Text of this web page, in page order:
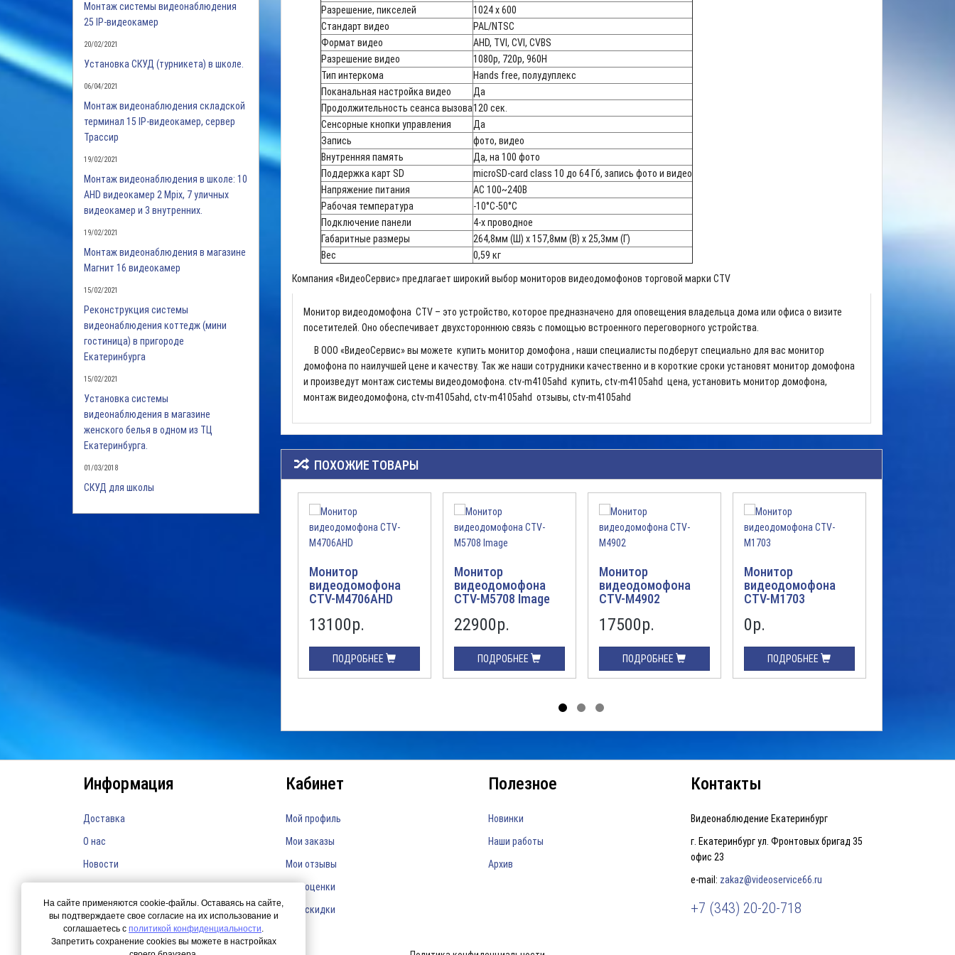
Монтаж системы видеонаблюдения
25 IP-видеокамер
20/02/2021
Установка СКУД (турникета) в школе.
06/04/2021
Монтаж видеонаблюдения складской
терминал 15 IP-видеокамер, сервер
Трассир
19/02/2021
Монтаж видеонаблюдения в школе: 10
AHD видеокамер 2 Mpix, 7 уличных
видеокамер и 3 внутренних.
19/02/2021
Монтаж видеонаблюдения в магазине
Магнит 16 видеокамер
15/02/2021
Реконструкция системы
видеонаблюдения коттедж (мини
гостиница) в пригороде
Екатеринбурга
15/02/2021
Установка системы
видеонаблюдения в магазине
женского белья в одном из ТЦ
Екатеринбурга.
01/03/2018
СКУД для школы
Разрешение, пикселей
1024 x 600
Стандарт видео
PAL/NTSC
Формат видео
AHD, TVI, CVI, CVBS
Разрешение видео
1080p, 720р, 960H
Тип интеркома
Hands free, полудуплекс
Поканальная настройка видео
Да
Продолжительность сеанса вызова120 сек.
Сенсорные кнопки управления
Да
Запись
фото, видео
Внутренняя память
Да, на 100 фото
Поддержка карт SD
microSD-card class 10 до 64 Гб, запись фото и видео
Напряжение питания
AC 100~240В
Рабочая температура
-10°C-50°C
Подключение панели
4-х проводное
Габаритные размеры
264,8мм (Ш) x 157,8мм (В) x 25,3мм (Г)
Вес
0,59 кг
Компания «ВидеоСервис» предлагает широкий выбор мониторов видеодомофонов торговой марки CTV
Монитор видеодомофона CTV – это устройство, которое предназначено для оповещения владельца дома или офиса о визите
посетителей. Оно обеспечивает двухстороннюю связь с помощью встроенного переговорного устройства.
В ООО «ВидеоСервис» вы можете купить монитор домофона , наши специалисты подберут специально для вас монитор
домофона по наилучшей цене и качеству. Так же наши сотрудники качественно и в короткие сроки установят монитор домофона
и произведут монтаж системы видеодомофона. ctv-m4105ahd купить, ctv-m4105ahd цена, установить монитор домофона,
монтаж видеодомофона, ctv-m4105ahd, ctv-m4105ahd отзывы, ctv-m4105ahd
ПОХОЖИЕ ТОВАРЫ
Монитор
видеодомофона
CTV-M4706AHD
13100р.
ПОДРОБНЕЕ
Монитор
видеодомофона
CTV-M5708 Image
22900р.
ПОДРОБНЕЕ
Монитор
видеодомофона
CTV-M4902
17500р.
ПОДРОБНЕЕ
Монитор
видеодомофона
CTV-M1703
0р.
ПОДРОБНЕЕ
Информация
Доставка
О нас
Новости
Кабинет
Мой профиль
Мои заказы
Мои отзывы
Мои оценки
Мои скидки
Полезное
Новинки
Наши работы
Архив
Контакты
Видеонаблюдение Екатеринбург
г. Екатеринбург ул. Фронтовых бригад 35
офис 23
e-mail: zakaz@videoservice66.ru
+7 (343) 20-20-718
На сайте применяются cookie-файлы. Оставаясь на сайте,
вы подтверждаете свое согласие на их использование и
соглашаетесь с политикой конфиденциальности.
Запретить сохранение cookies вы можете в настройках